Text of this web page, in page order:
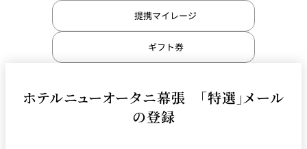
提携マイレージ
ギフト券
ホテルニューオータニ幕張 「特選」メール
の登録